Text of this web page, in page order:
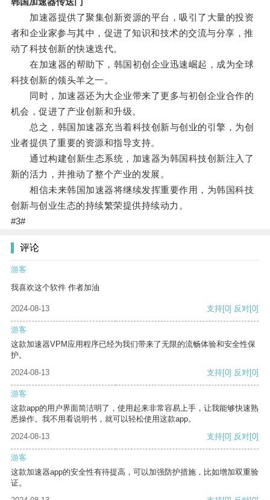
加速器提供了聚集创新资源的平台，吸引了大量的投资
者和企业家参与其中，促进了知识和技术的交流与分享，推
动了科技创新的快速迭代。
在加速器的帮助下，韩国初创企业迅速崛起，成为全球
科技创新的领头羊之一。
同时，加速器还为大企业带来了更多与初创企业合作的
机会，促进了产业创新和升级。
总之，韩国加速器充当着科技创新与创业的引擎，为创
业者提供了重要的资源和指导支持。
通过构建创新生态系统，加速器为韩国科技创新注入了
新的活力，并推动了整个产业的发展。
相信未来韩国加速器将继续发挥重要作用，为韩国科技
创新与创业生态的持续繁荣提供持续动力。
#3#
评论
游客
我喜欢这个软件 作者加油
2024-08-13 支持[0] 反对[0]
游客
这款加速器VPM应用程序已经为我们带来了无限的流畅体验和安全性保
护。
2024-08-13
支持[0] 反对[0]
游客
这款app的用户界面简洁明了，使用起来非常容易上手，让我能够快速熟
悉操作。我不用看说明书，就可以轻松使用这款app。
2024-08-13
支持[0] 反对[0]
游客
这款加速器app的安全性有待提高，可以加强防护措施，比如增加双重验
证。